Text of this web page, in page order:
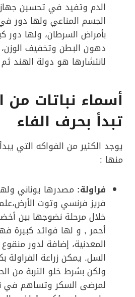
الدم وتفيد في تحسين
الجسم المناعي ولها دور في
بأمراض السرطان، ولها
دهون البطن وتخفيف
لانتشارها هو دولة الهند ثم
أسماء نباتات من
تبدأ بحرف الفاء
يوجد الكثير من الفواكه التي
منها :
فراولة: مصدرها يوناني
فريز فرنسي وتوت الأرض،علماً
خلال مرحلة نضوجها بين
أحمر , و لها فوائد كبيرة
المعدنية، إضافة لدور
السل. يمكن زراعة الفراولة
ولكن بشرط خلو التربة من
لمرضى السكر وتساهم في